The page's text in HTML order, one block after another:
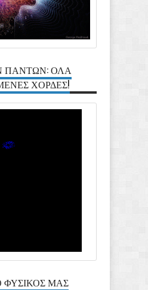
ΠΑΝΤΩΝ: ΟΛΑ
ΧΟΡΔΕΣ!
ΦΥΣΙΚΟΣ ΜΑΣ